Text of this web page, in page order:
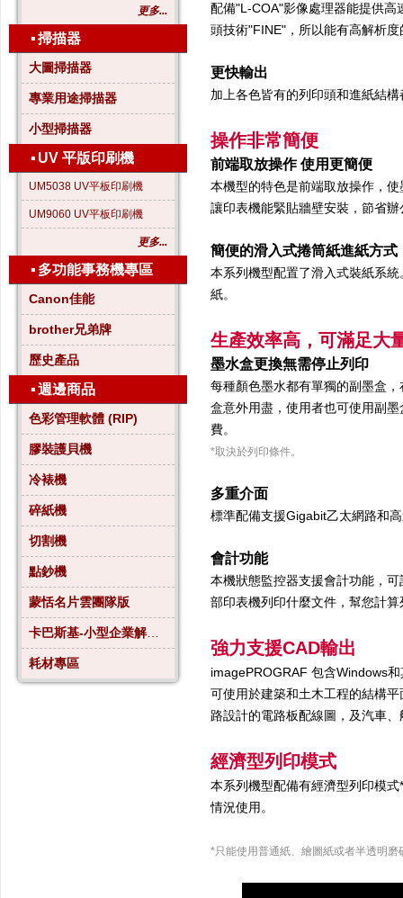
更多...
▪掃描器
大圖掃描器
專業用途掃描器
小型掃描器
▪ UV 平版印刷機
UM5038 UV平板印刷機
UM9060 UV平板印刷機
更多...
▪ 多功能事務機專區
Canon佳能
brother兄弟牌
歷史產品
▪週邊商品
色彩管理軟體 (RIP)
膠裝護貝機
冷裱機
碎紙機
切割機
點鈔機
蒙恬名片雲團隊版
卡巴斯基-小型企業解決方案4
耗材專區
配備"L-COA"影像處理器能提供
頭技術"FINE"，所以能有高解析
更快輸出
加上各色皆有的列印頭和進紙結
操作非常簡便
前端取放操作 使用更簡便
本機型的特色是前端取放操作，
讓印表機能緊貼牆壁安裝，節省辦
簡便的滑入式捲筒紙進紙方式
本系列機型配置了滑入式裝紙系
紙。
生產效率高，可滿足大
墨水盒更換無需停止列印
每種顏色墨水都有單獨的副墨盒
盒意外用盡，使用者也可使用副
費。
*取決於列印條件。
多重介面
標準配備支援Gigabit乙太網路和
會計功能
本機狀態監控器支援會計功能，
部印表機列印什麼文件，幫您計
強力支援CAD輸出
imagePROGRAF 包含Windows
可使用於建築和土木工程的結構
路設計的電路板配線圖，及汽車
經濟型列印模式
本系列機型配備有經濟型列印模
情況使用。
*只能使用普通紙、繪圖紙或者半透明